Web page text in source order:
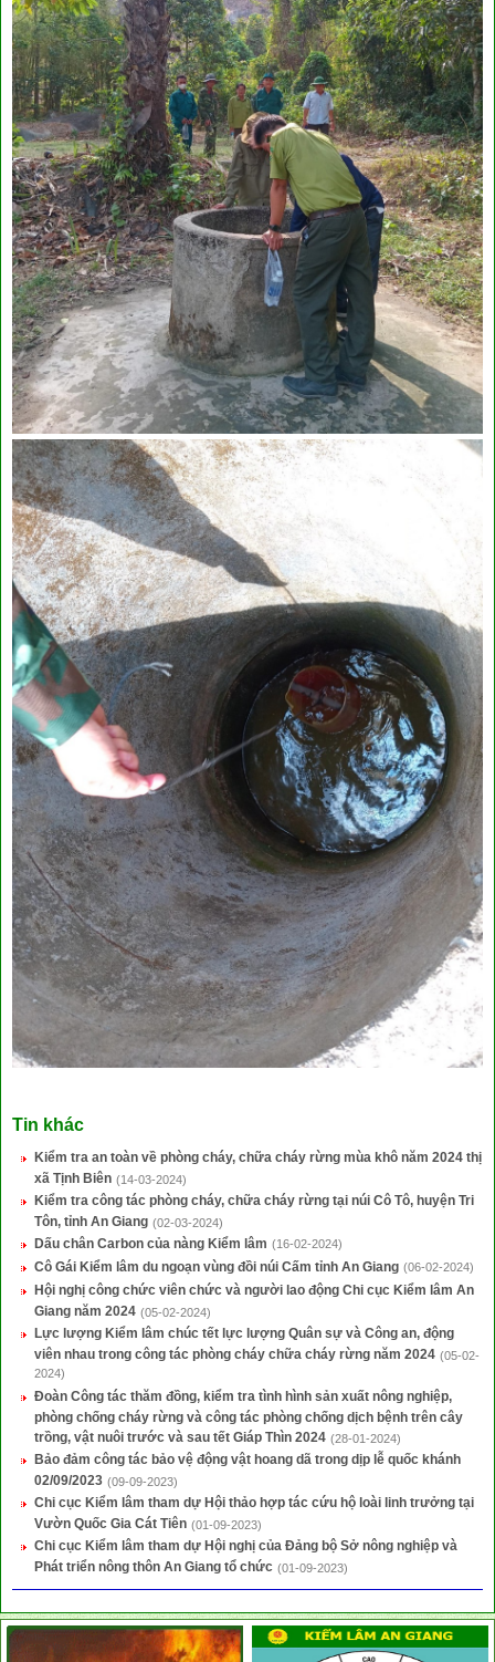
Tin khác
Kiểm tra an toàn về phòng cháy, chữa cháy rừng mùa khô năm 2024 thị
xã Tịnh Biên (14-03-2024)
Kiểm tra công tác phòng cháy, chữa cháy rừng tại núi Cô Tô, huyện Tri
Tôn, tỉnh An Giang (02-03-2024)
Dấu chân Carbon của nàng Kiểm lâm (16-02-2024)
Cô Gái Kiểm lâm du ngoạn vùng đồi núi Cấm tỉnh An Giang (06-02-2024)
Hội nghị công chức viên chức và người lao động Chi cục Kiểm lâm An
Giang năm 2024 (05-02-2024)
Lực lượng Kiểm lâm chúc tết lực lượng Quân sự và Công an, động
viên nhau trong công tác phòng cháy chữa cháy rừng năm 2024 (05-02-
2024)
Đoàn Công tác thăm đồng, kiểm tra tình hình sản xuất nông nghiệp,
phòng chống cháy rừng và công tác phòng chống dịch bệnh trên cây
trồng, vật nuôi trước và sau tết Giáp Thìn 2024 (28-01-2024)
Bảo đảm công tác bảo vệ động vật hoang dã trong dịp lễ quốc khánh
02/09/2023 (09-09-2023)
Chi cục Kiểm lâm tham dự Hội thảo hợp tác cứu hộ loài linh trưởng tại
Vườn Quốc Gia Cát Tiên (01-09-2023)
Chi cục Kiểm lâm tham dự Hội nghị của Đảng bộ Sở nông nghiệp và
Phát triển nông thôn An Giang tổ chức (01-09-2023)